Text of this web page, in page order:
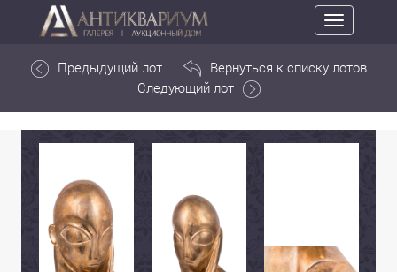
Toggle
navigation
Предыдущий лот
Вернуться к списку лотов
Следующий лот